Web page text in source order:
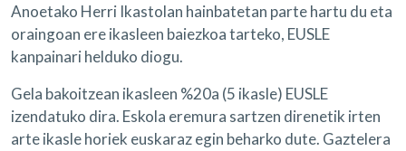
Anoetako Herri Ikastolan hainbatetan parte hartu du eta
oraingoan ere ikasleen baiezkoa tarteko, EUSLE
kanpainari helduko diogu.
Gela bakoitzean ikasleen %20a (5 ikasle) EUSLE
izendatuko dira. Eskola eremura sartzen direnetik irten
arte ikasle horiek euskaraz egin beharko dute. Gaztelera